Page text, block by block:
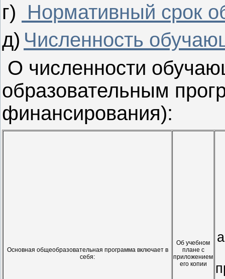
г)
Нормативный срок
д) Численность
О численности
образовательным
финансирования):
Основная общеобразовательная программа включает в
себя:
Об учебном
плане с
приложением
его копии